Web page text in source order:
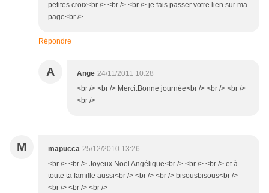
petites croix<br /> <br /> <br /> je fais passer votre lien sur ma
page<br />
Répondre
A Ange 24/11/2011 10:28
<br /> <br /> Merci.Bonne journée<br /> <br /> <br />
<br />
M mapucca 25/12/2010 13:26
<br /> <br /> Joyeux Noël Angélique<br /> <br /> <br /> et à
toute ta famille aussi<br /> <br /> <br /> bisousbisous<br />
<br /> <br /> <br />